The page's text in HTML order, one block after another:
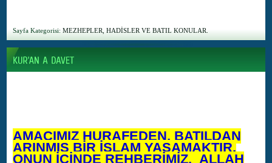
AMACIMIZ HURAFEDEN, BATILDAN
ARINMIŞ BİR İSLAM YAŞAMAKTIR.
ONUN İÇİNDE REHBERİMİZ, ALLAH
Sayfa Kategorisi: MEZHEPLER, HADİSLER VE BATIL KONULAR.